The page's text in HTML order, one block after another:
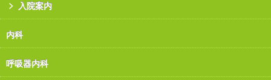
入院案内
内科
呼吸器内科